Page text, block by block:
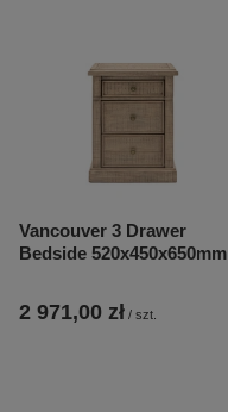
Vancouver 3 Drawer
Bedside 520x450x650mm
2 971,00 zł / szt.